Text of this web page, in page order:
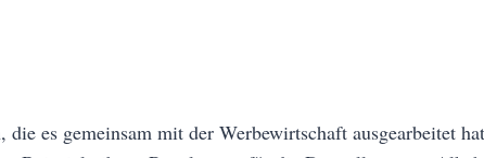
es gemeinsam mit der Werbewirtschaft ausgearbeitet